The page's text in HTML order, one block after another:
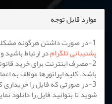
موارد قابل توجه
1-در صورت داشتن هرگونه مشکلی، لطفا با پشتیبانی آنلاین یا
پشتیبانی تلگرامدر ارتباط باشید
باشد. کلیه اپراتورها موظف به
3-در صورتی که فایل را خریداری
شوید تا بتوانید فایل را دانلود